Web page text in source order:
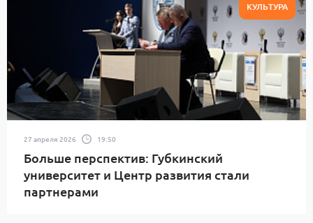
КУЛЬТУРА
27 апреля 2026 19:50
Больше перспектив: Губкинский
университет и Центр развития стали
партнерами